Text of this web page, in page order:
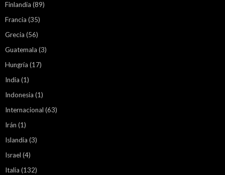
Finlandia (89)
Francia (35)
Grecia (56)
Guatemala (3)
Hungría (17)
India (1)
Indonesia (1)
Internacional (63)
Irán (1)
Islandia (3)
Israel (4)
Italia (132)